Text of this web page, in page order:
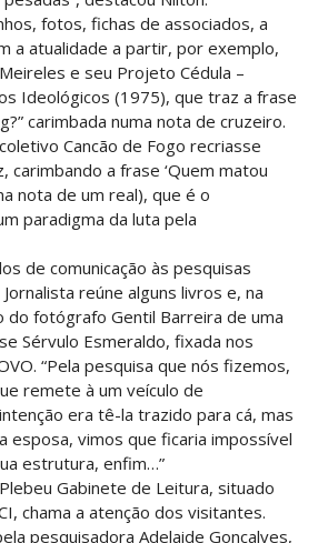
fotos, fichas de associados, a
a atualidade a partir, por exemplo,
e seu Projeto Cédula –
Ideológicos (1975), que traz a frase
carimbada numa nota de cruzeiro.
Cancão de Fogo recriasse
carimbando a frase ‘Quem matou
nota de um real), que é o
paradigma da luta pela
de comunicação às pesquisas
reúne alguns livros e, na
do fotógrafo Gentil Barreira de uma
Sérvulo Esmeraldo, fixada nos
“Pela pesquisa que nós fizemos,
remete à um veículo de
era tê-la trazido para cá, mas
esposa, vimos que ficaria impossível
estrutura, enfim…”
Gabinete de Leitura, situado
chama a atenção dos visitantes.
pesquisadora Adelaide Gonçalves,